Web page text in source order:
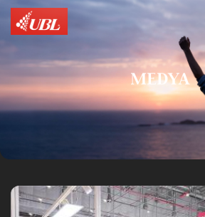
MEDYA